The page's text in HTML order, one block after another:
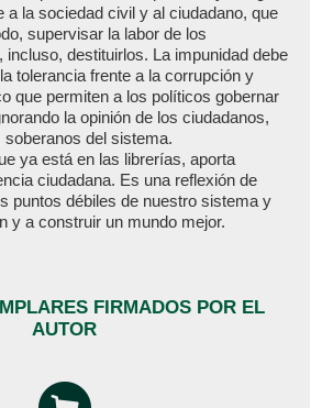
a la sociedad civil y al ciudadano, que
supervisar la labor de los
incluso, destituirlos. La impunidad debe
tolerancia frente a la corrupción y
que permiten a los políticos gobernar
la opinión de los ciudadanos,
del sistema.
ya está en las librerías, aporta
ciudadana. Es una reflexión de
puntos débiles de nuestro sistema y
y a construir un mundo mejor.
FIRMADOS POR EL
AUTOR